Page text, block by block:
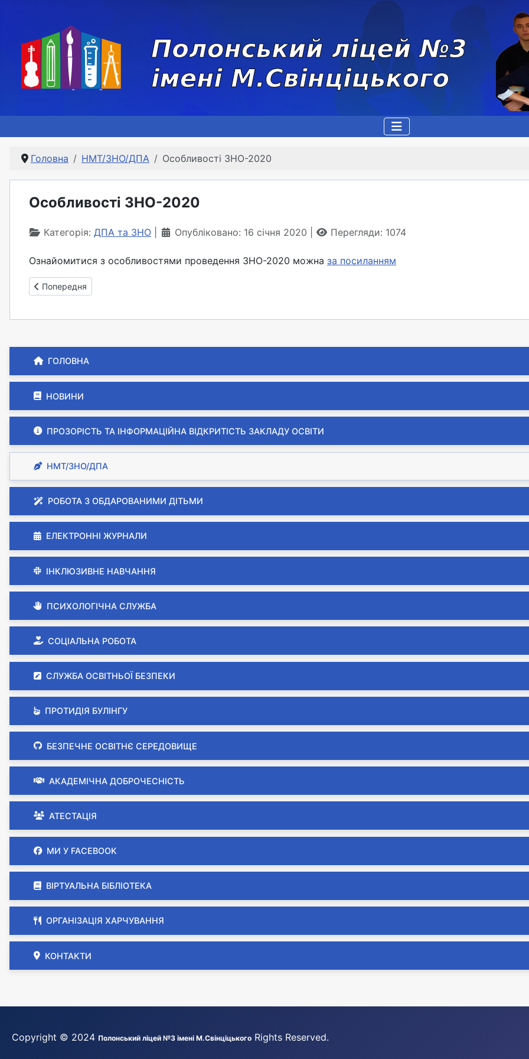
ГОЛОВНА
НОВИНИ
ПРОЗОРІСТЬ ТА ІНФОРМАЦІЙНА ВІДКРИТІСТЬ ЗАКЛАДУ ОСВІТИ
НМТ/ЗНО/ДПА
РОБОТА З ОБДАРОВАНИМИ ДІТЬМИ
ЕЛЕКТРОННІ ЖУРНАЛИ
ІНКЛЮЗИВНЕ НАВЧАННЯ
ПСИХОЛОГІЧНА СЛУЖБА
СОЦІАЛЬНА РОБОТА
СЛУЖБА ОСВІТНЬОЇ БЕЗПЕКИ
ПРОТИДІЯ БУЛІНГУ
БЕЗПЕЧНЕ ОСВІТНЄ СЕРЕДОВИЩЕ
АКАДЕМІЧНА ДОБРОЧЕСНІСТЬ
АТЕСТАЦІЯ
МИ У FACEBOOK
ВІРТУАЛЬНА БІБЛІОТЕКА
ОРГАНІЗАЦІЯ ХАРЧУВАННЯ
КОНТАКТИ
Головна НМТ/ЗНО/ДПА Особливості ЗНО-2020
Особливості ЗНО-2020
Категорія: ДПА та ЗНО Опубліковано: 16 січня 2020 Перегляди: 1074
Ознайомитися з особливостями проведення ЗНО-2020 можна за посиланням
Попередня стаття: Інформація щодо ЗНО-2021
Попередня
Copyright © 2024 Полонський ліцей №3 імені М.Свінціцького Rights Reserved.